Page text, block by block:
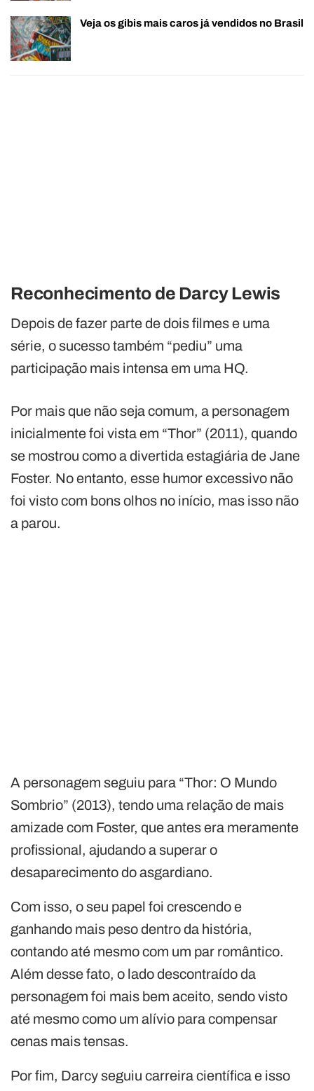
Veja os gibis mais caros já vendidos no Brasil
Reconhecimento de Darcy Lewis
Depois de fazer parte de dois filmes e uma
série, o sucesso também “pediu” uma
participação mais intensa em uma HQ.
Por mais que não seja comum, a personagem
inicialmente foi vista em “Thor” (2011), quando
se mostrou como a divertida estagiária de Jane
Foster. No entanto, esse humor excessivo não
foi visto com bons olhos no início, mas isso não
a parou.
A personagem seguiu para “Thor: O Mundo
Sombrio” (2013), tendo uma relação de mais
amizade com Foster, que antes era meramente
profissional, ajudando a superar o
desaparecimento do asgardiano.
Com isso, o seu papel foi crescendo e
ganhando mais peso dentro da história,
contando até mesmo com um par romântico.
Além desse fato, o lado descontraído da
personagem foi mais bem aceito, sendo visto
até mesmo como um alívio para compensar
cenas mais tensas.
Por fim, Darcy seguiu carreira científica e isso